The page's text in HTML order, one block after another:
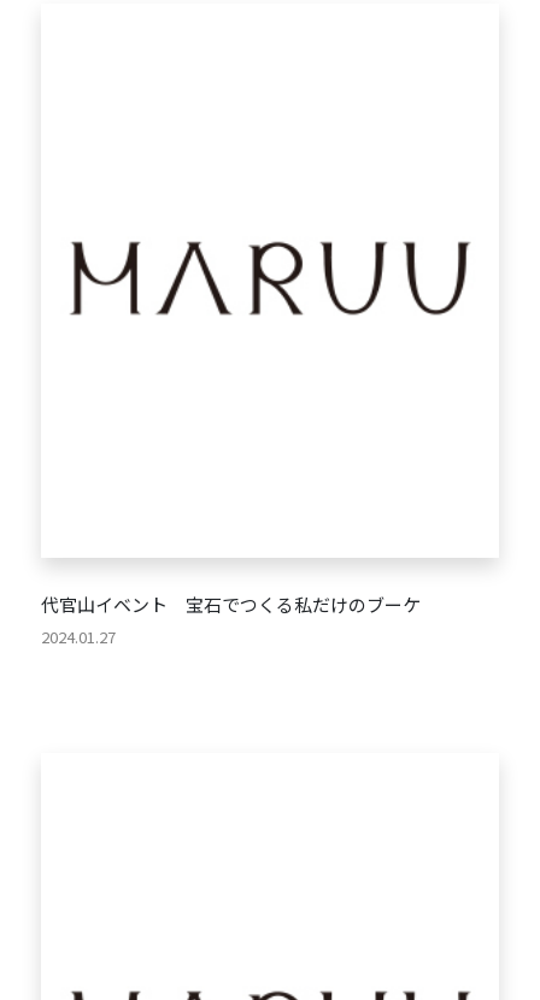
代官山イベント 宝石でつくる私だけのブーケ
2024.01.27